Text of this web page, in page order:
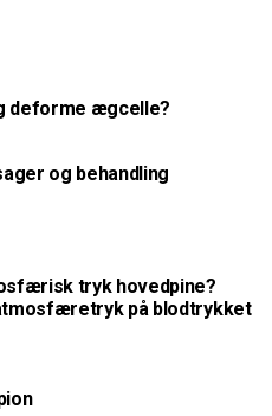
deforme ægcelle?
og behandling
tryk hovedpine?
på blodtrykket